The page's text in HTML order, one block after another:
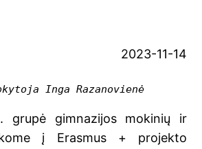
2023-11-14
Inga Razanovienė
grupė gimnazijos mokinių ir
į Erasmus + projekto